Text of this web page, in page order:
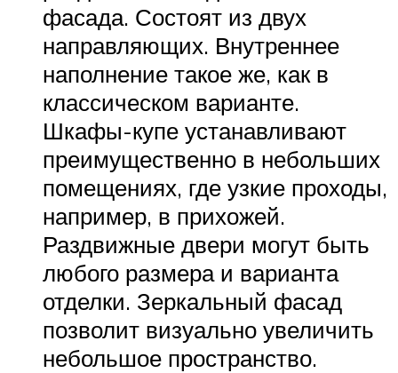
фасада. Состоят из двух
направляющих. Внутреннее
наполнение такое же, как в
классическом варианте.
Шкафы-купе устанавливают
преимущественно в небольших
помещениях, где узкие проходы,
например, в прихожей.
Раздвижные двери могут быть
любого размера и варианта
отделки. Зеркальный фасад
позволит визуально увеличить
небольшое пространство.